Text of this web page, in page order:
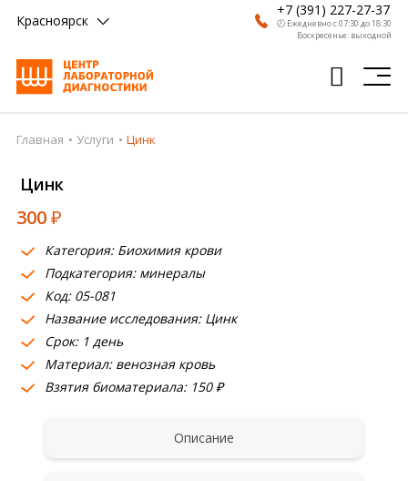
Красноярск
+7 (391) 227-27-37
🕗 Ежедневно с 07:30 до 18:30
Воскресенье: выходной
Главная
Анализы
Врачи
Получить результат
Пациентам
О компании
Где сдать
Главная Услуги Цинк
Цинк
300₽
Категория: Биохимия крови
Подкатегория: минералы
Код: 05-081
Название исследования: Цинк
Срок: 1 день
Материал: венозная кровь
Взятия биоматериала: 150 ₽
Описание